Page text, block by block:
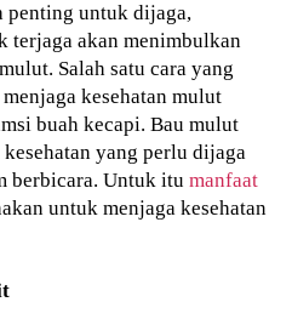
penting untuk dijaga,
terjaga akan menimbulkan
Salah satu cara yang
kesehatan mulut
buah kecapi. Bau mulut
yang perlu dijaga
berbicara. Untuk itumanfaat
untuk menjaga kesehatan